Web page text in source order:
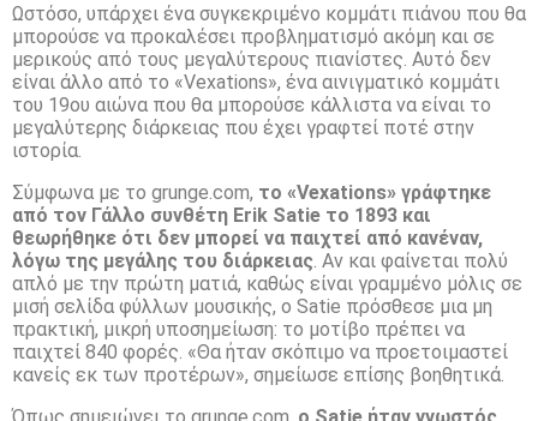
Ωστόσο, υπάρχει ένα συγκεκριμένο κομμάτι πιάνου που θα
μπορούσε να προκαλέσει προβληματισμό ακόμη και σε
μερικούς από τους μεγαλύτερους πιανίστες. Αυτό δεν
είναι άλλο από το «Vexations», ένα αινιγματικό κομμάτι
του 19ου αιώνα που θα μπορούσε κάλλιστα να είναι το
μεγαλύτερης διάρκειας που έχει γραφτεί ποτέ στην
ιστορία.
Σύμφωνα με το grunge.com, το «Vexations» γράφτηκε
από τον Γάλλο συνθέτη Erik Satie το 1893 και
θεωρήθηκε ότι δεν μπορεί να παιχτεί από κανέναν,
λόγω της μεγάλης του διάρκειας . Αν και φαίνεται πολύ
απλό με την πρώτη ματιά, καθώς είναι γραμμένο μόλις σε
μισή σελίδα φύλλων μουσικής, ο Satie πρόσθεσε μια μη
πρακτική, μικρή υποσημείωση: το μοτίβο πρέπει να
παιχτεί 840 φορές. «Θα ήταν σκόπιμο να προετοιμαστεί
κανείς εκ των προτέρων», σημείωσε επίσης βοηθητικά.
Όπως σημειώνει το grunge.com, ο Satie ήταν γνωστός